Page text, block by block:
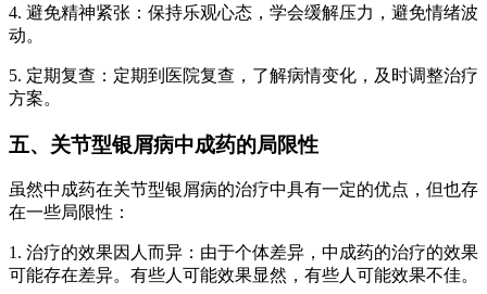
4. 避免精神紧张：保持乐观心态，学会缓解压力，避免情绪波
动。
5. 定期复查：定期到医院复查，了解病情变化，及时调整治疗
方案。
五、关节型银屑病中成药的局限性
虽然中成药在关节型银屑病的治疗中具有一定的优点，但也存
在一些局限性：
1. 治疗的效果因人而异：由于个体差异，中成药的治疗的效果
可能存在差异。有些人可能效果显然，有些人可能效果不佳。